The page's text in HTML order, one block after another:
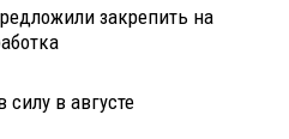
закрепить на
в августе